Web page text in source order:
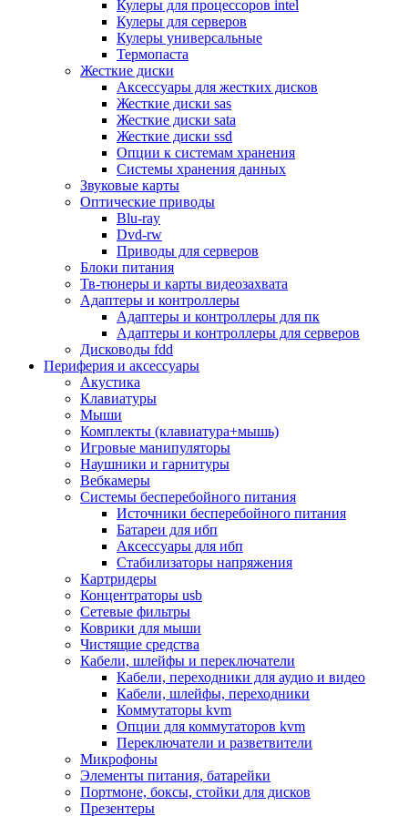
Микрофоны
Элементы питания, батарейки
Портмоне, боксы, стойки для дисков
Презентеры
Виртуальные очки
Аксессуары и опции для ноутбуков
Клавиатуры для ноутбуков
Сумки
Адаптеры и зарядные устройства
Подставки
Док станции, порт репликаторы
Батареи
Разное
Носители информации
Внешние жесткие диски
Карты памяти
Оптические носители
Blu-ray
Cd-r
Cd-rw
Dvd-r
Dvdrw
Серверы
Программное обеспечение
Операционные системы
Антивирусное по
Офисные приложения
Неттопы, тонкие клиенты, платформы nuc
Микрокомпьютеры
Опции для компьютеров
Бытовая техника
Кухонная техника
Блендеры, измельчители
Блинницы
Вакуумные упаковщики
Весы кухонные
Гриль
Дистилляторы
Йогуртницы
Кофеварки и кофемашины
Кофемолки
Кухонные комбайны
Ломтерезки
Микроволновые печи
Миксеры
Мини-печи
Мойки
Мультиварки
Кулеры для процессоров intel
Кулеры для серверов
Кулеры универсальные
Термопаста
Жесткие диски
Аксессуары для жестких дисков
Жесткие диски sas
Жесткие диски sata
Жесткие диски ssd
Опции к системам хранения
Системы хранения данных
Звуковые карты
Оптические приводы
Blu-ray
Dvd-rw
Приводы для серверов
Блоки питания
Тв-тюнеры и карты видеозахвата
Адаптеры и контроллеры
Адаптеры и контроллеры для пк
Адаптеры и контроллеры для серверов
Дисководы fdd
Периферия и аксессуары
Акустика
Клавиатуры
Мыши
Комплекты (клавиатура+мышь)
Игровые манипуляторы
Наушники и гарнитуры
Вебкамеры
Системы бесперебойного питания
Источники бесперебойного питания
Батареи для ибп
Аксессуары для ибп
Стабилизаторы напряжения
Картридеры
Концентраторы usb
Сетевые фильтры
Коврики для мыши
Чистящие средства
Кабели, шлейфы и переключатели
Кабели, переходники для аудио и видео
Кабели, шлейфы, переходники
Коммутаторы kvm
Опции для коммутаторов kvm
Переключатели и разветвители
Микрофоны
Элементы питания, батарейки
Портмоне, боксы, стойки для дисков
Презентеры